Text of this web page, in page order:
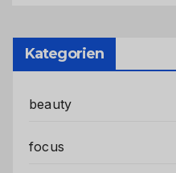
Kategorien
beauty
focus